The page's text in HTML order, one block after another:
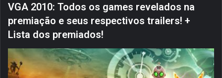
VGA 2010: Todos os games revelados na
premiação e seus respectivos trailers! +
Lista dos premiados!